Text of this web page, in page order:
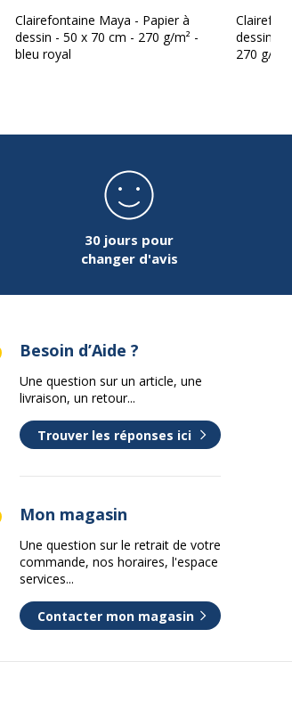
Clairefontaine Maya - Papier à
dessin - 50 x 70 cm - 270 g/m² -
bleu royal
dessin -
270 g/
30 jours pour
changer d'avis
Besoin d’Aide ?
Une question sur un article, une
livraison, un retour...
Trouver les réponses ici
Mon magasin
Une question sur le retrait de votre
commande, nos horaires, l'espace
services...
Contacter mon magasin